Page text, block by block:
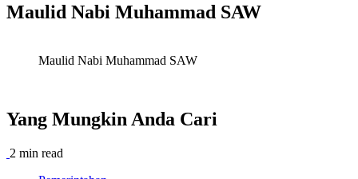
Maulid Nabi Muhammad SAW
Maulid Nabi Muhammad SAW
Yang Mungkin Anda Cari
2 min read